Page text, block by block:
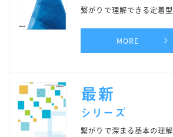
繋がりで理解できる定着型
MORE
最新
シリーズ
繋がりで深まる基本の理解